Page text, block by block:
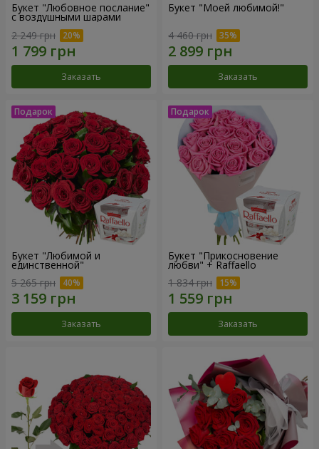
Букет "Любовное послание"
с воздушными шарами
2 249 грн
Заказать
Букет "Моей любимой!"
4 460 грн
Заказать
Букет "Любимой и
единственной"
5 265 грн
Заказать
Букет "Прикосновение
любви" + Raffaello
1 834 грн
Заказать